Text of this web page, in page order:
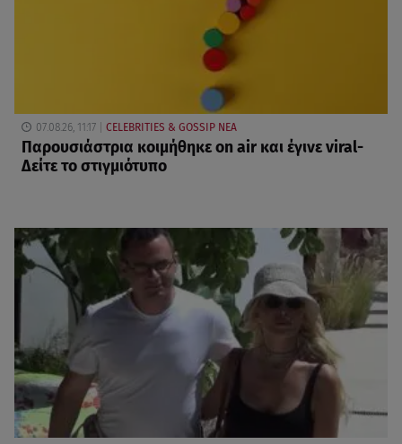
07.08.26, 11:17 CELEBRITIES & GOSSIP ΝΕΑ
Παρουσιάστρια κοιμήθηκε on air και έγινε viral-
Δείτε το στιγμιότυπο